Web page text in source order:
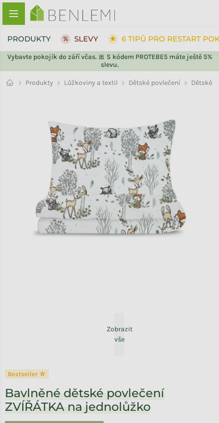
Přejít na obsah
Vybavte pokojík do září včas. 🎀 S kódem PROTEBE5 máte ještě 5%
slevu.
PRODUKTY SLEVY 6 TIPŮ PRO RESTART
Produkty Lůžkoviny a textil Dětské povlečení Dětské
Zobrazit
vše
Bestseller ☆
Bavlněné dětské povlečení
ZVÍŘÁTKA na jednolůžko
ZPĚT DO OBCHODU
ZPĚT DO OBCHODU